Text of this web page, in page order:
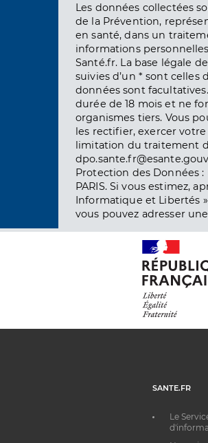
Les données collectées
de la Prévention,
en santé, dans un
informations
Santé.fr. La base légale
suivies d’un * sont celles
données sont
durée de 18 mois et ne
organismes tiers. Vous
les rectifier, exercer
limitation du traitement
Protection des Données :
PARIS. Si vous estimez,
Informatique et Libertés
vous pouvez adresser
SANTE.FR
Le